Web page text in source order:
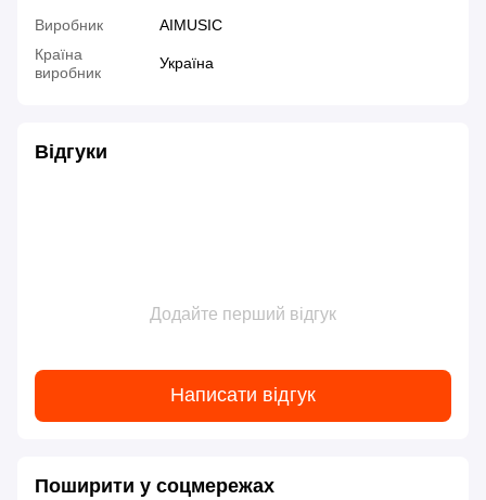
Виробник
AIMUSIC
Країна
виробник
Україна
Відгуки
Додайте перший відгук
Написати відгук
Поширити у соцмережах